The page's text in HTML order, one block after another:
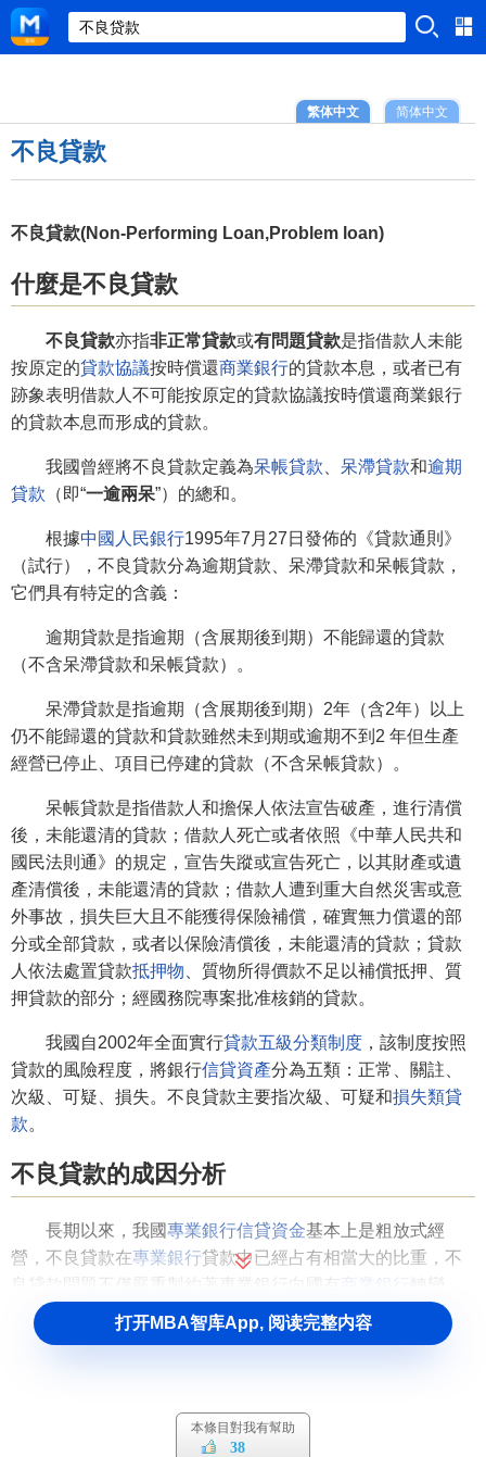
简体中文
繁体中文
不良貸款
不良貸款(Non-Performing Loan,Problem loan)
什麼是不良貸款
不良貸款亦指非正常貸款或有問題貸款是指借款人未能
按原定的貸款協議按時償還商業銀行的貸款本息，或者已有
跡象表明借款人不可能按原定的貸款協議按時償還商業銀行
的貸款本息而形成的貸款。
我國曾經將不良貸款定義為呆帳貸款 呆滯貸款和逾期
貸款 （即“一逾兩呆”）的總和。
根據中國人民銀行1995年7月27日發佈的《貸款通則》
（試行），不良貸款分為逾期貸款、呆滯貸款和呆帳貸款，
它們具有特定的含義：
逾期貸款是指逾期（含展期後到期）不能歸還的貸款
（不含呆滯貸款和呆帳貸款）。
呆滯貸款是指逾期（含展期後到期）2年（含2年）以上
仍不能歸還的貸款和貸款雖然未到期或逾期不到2 年但生產
經營已停止、項目已停建的貸款（不含呆帳貸款）。
呆帳貸款是指借款人和擔保人依法宣告破產，進行清償
後，未能還清的貸款；借款人死亡或者依照《中華人民共和
國民法則通》的規定，宣告失蹤或宣告死亡，以其財產或遺
產清償後，未能還清的貸款；借款人遭到重大自然災害或意
外事故，損失巨大且不能獲得保險補償，確實無力償還的部
分或全部貸款，或者以保險清償後，未能還清的貸款；貸款
人依法處置貸款抵押物 、質物所得價款不足以補償抵押、質
押貸款的部分；經國務院專案批准核銷的貸款。
我國自2002年全面實行貸款五級分類制度 ，該制度按照
貸款的風險程度，將銀行信貸資產分為五類：正常、關註、
次級、可疑、損失。不良貸款主要指次級、可疑和損失類貸
款。
不良貸款的成因分析
長期以來，我國專業銀行信貸資金基本上是粗放式經
營，不良貸款在專業銀行貸款中已經占有相當大的比重，不
良貸款問題不僅嚴重製約著專業銀行向國有
商業銀行
而且已成為我國經濟發展中的一大隱患，已到了非解決不可
而又很難解決的地步。分析不良貸款的成因對促進我國銀行
1、“銀行的錢是國家的”的錯誤認識是導致不良貸款產生
打开MBA智库App, 阅读完整内容
本條目對我有幫助
38